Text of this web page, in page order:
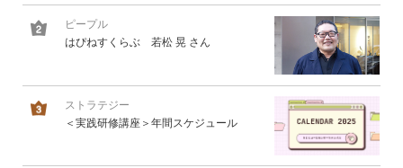
ピープル
はぴねすくらぶ 若松 晃 さん
ストラテジー
＜実践研修講座＞年間スケジュール